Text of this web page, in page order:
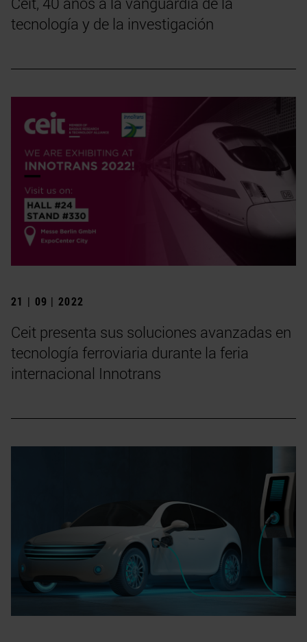
tecnología y de la investigación
21 | 09 | 2022
Ceit presenta sus soluciones avanzadas en
tecnología ferroviaria durante la feria
internacional Innotrans